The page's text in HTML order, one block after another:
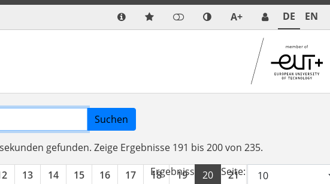
A+ DE EN
Suchen
gefunden. Zeige Ergebnisse 191 bis 200 von 235.
13 14 15 16 17 18 19 20 21 22
Ergebnisse pro Seite: